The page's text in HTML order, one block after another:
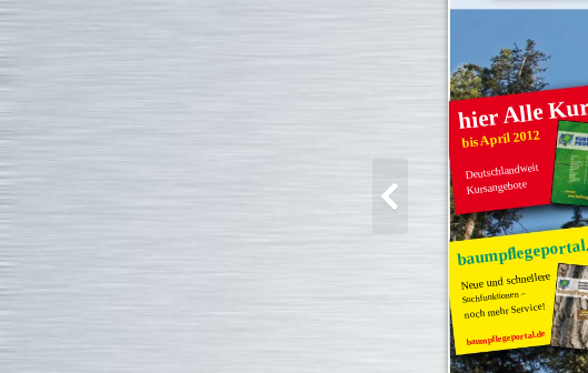
bis April 2012
Deutschlandweit
Kursangebote
hier Alle
Neue und schnellere
Suchfunktionen –
noch mehr Service!
baumpflegeportal.de